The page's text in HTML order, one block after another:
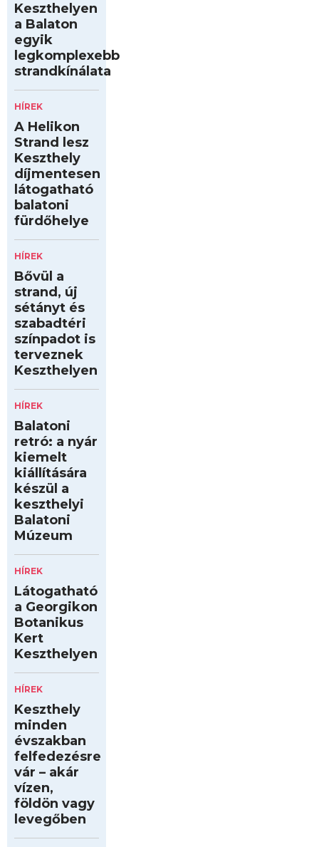
Keszthelyen
a Balaton
egyik
legkomplexebb
strandkínálata
HÍREK
A Helikon
Strand lesz
Keszthely
díjmentesen
látogatható
balatoni
fürdőhelye
HÍREK
Bővül a
strand, új
sétányt és
szabadtéri
színpadot is
terveznek
Keszthelyen
HÍREK
Balatoni
retró: a nyár
kiemelt
kiállítására
készül a
keszthelyi
Balatoni
Múzeum
HÍREK
Látogatható
a Georgikon
Botanikus
Kert
Keszthelyen
HÍREK
Keszthely
minden
évszakban
felfedezésre
vár – akár
vízen,
földön vagy
levegőben